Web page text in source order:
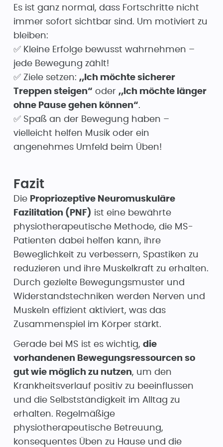
Es ist ganz normal, dass Fortschritte nicht
immer sofort sichtbar sind. Um motiviert zu
bleiben:
✅ Kleine Erfolge bewusst wahrnehmen –
jede Bewegung zählt!
✅ Ziele setzen: „Ich möchte sicherer
Treppen steigen“ oder „Ich möchte länger
ohne Pause gehen können“.
✅ Spaß an der Bewegung haben –
vielleicht helfen Musik oder ein
angenehmes Umfeld beim Üben!
Fazit
Die Propriozeptive Neuromuskuläre
Fazilitation (PNF) ist eine bewährte
physiotherapeutische Methode, die MS-
Patienten dabei helfen kann, ihre
Beweglichkeit zu verbessern, Spastiken zu
reduzieren und ihre Muskelkraft zu erhalten.
Durch gezielte Bewegungsmuster und
Widerstandstechniken werden Nerven und
Muskeln effizient aktiviert, was das
Zusammenspiel im Körper stärkt.
Gerade bei MS ist es wichtig, die
vorhandenen Bewegungsressourcen so
gut wie möglich zu nutzen, um den
Krankheitsverlauf positiv zu beeinflussen
und die Selbstständigkeit im Alltag zu
erhalten. Regelmäßige
physiotherapeutische Betreuung,
konsequentes Üben zu Hause und die